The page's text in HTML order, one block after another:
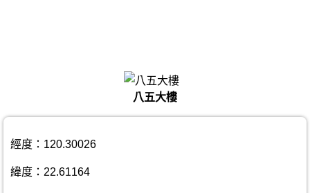
八五大樓
經度：120.30026
緯度：22.61164